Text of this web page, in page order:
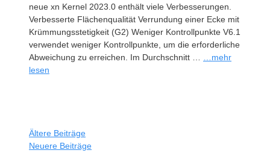
neue xn Kernel 2023.0 enthält viele Verbesserungen.
Verbesserte Flächenqualität Verrundung einer Ecke mit
Krümmungsstetigkeit (G2) Weniger Kontrollpunkte V6.1
verwendet weniger Kontrollpunkte, um die erforderliche
Abweichung zu erreichen. Im Durchschnitt …
…mehr
lesen
Ältere Beiträge
Neuere Beiträge